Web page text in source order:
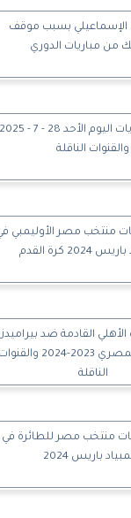
الإسماعيلي بسبب موقف
من مباريات الدوري
مواعيد مباريات اليوم الأحد 28 - 7 - 2025
والقنوات الناقلة
منتخب مصر الأوليمبي
2024 كرة القدم
الأهلي القادمة ضد بيراميدز
في الدوري المصري 2023-2024 والقنوات
الناقلة
منتخب مصر للطائرة في
باريس 2024